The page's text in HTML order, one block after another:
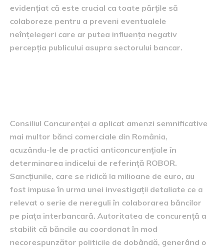
evidențiat că este crucial ca toate părțile să
colaboreze pentru a preveni eventualele
neînțelegeri care ar putea influența negativ
percepția publicului asupra sectorului bancar.
Consiliul Concurenței a aplicat amenzi semnificative
mai multor bănci comerciale din România,
acuzându-le de practici anticoncurențiale în
determinarea indicelui de referință ROBOR.
Sancțiunile, care se ridică la milioane de euro, au
fost impuse în urma unei investigații detaliate ce a
relevat o serie de nereguli în colaborarea băncilor
pe piața interbancară. Autoritatea de concurență a
stabilit că băncile au coordonat în mod
necorespunzător politicile de dobândă, generând o